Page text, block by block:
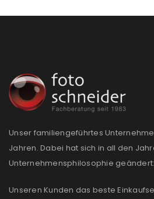
Unser familiengeführtes
Jahren. Dabei hat sich in all den
Unternehmensphilosophie geändert:
Unseren Kunden das beste